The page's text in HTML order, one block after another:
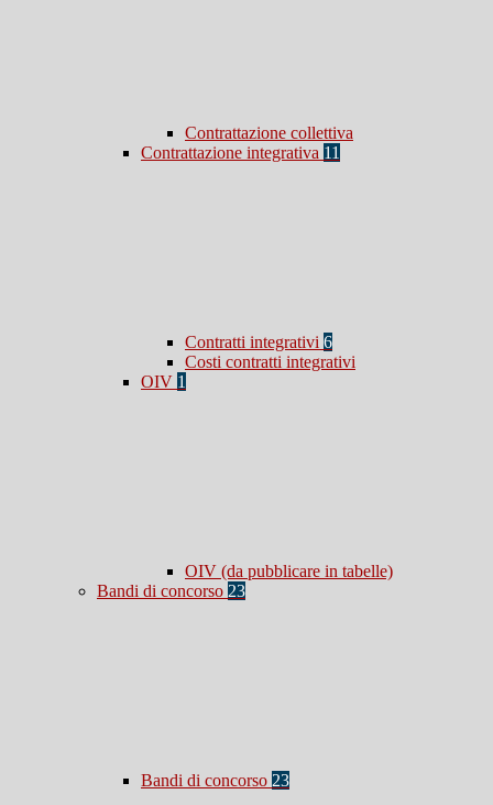
Contrattazione collettiva
Contrattazione integrativa 11
Contratti integrativi 6
Costi contratti integrativi
OIV 1
OIV (da pubblicare in tabelle)
Bandi di concorso 23
Bandi di concorso 23